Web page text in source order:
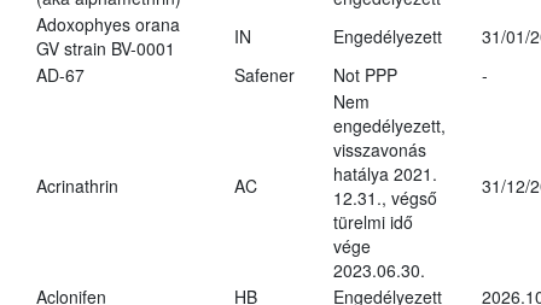
Adoxophyes orana
GV strain BV-0001
IN Engedélyezett
31/01/
AD-67
Safener Not PPP -
Acrinathrin AC
Nem
engedélyezett,
visszavonás
hatálya 2021.
12.31., végső
türelmi idő
vége
2023.06.30.
31/12/
Aclonifen HB Engedélyezett